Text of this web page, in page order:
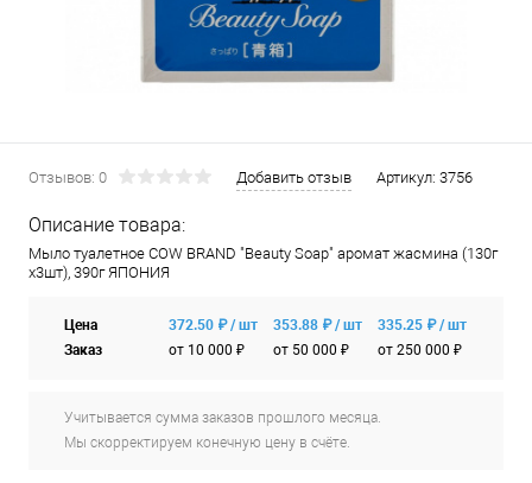
Отзывов: 0 Добавить отзыв Артикул: 3756
Описание товара:
Мыло туалетное COW BRAND "Beauty Soap" аромат жасмина (130г
х3шт), 390г ЯПОНИЯ
Цена
Заказ
372.50 ₽ / шт
от 10 000 ₽
353.88 ₽ / шт
от 50 000 ₽
335.25 ₽ / шт
от 250 000 ₽
Учитывается сумма заказов прошлого месяца.
Мы скорректируем конечную цену в счёте.